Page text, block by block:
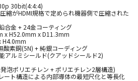
30bit(4:4:4)
がHDMI規格で定められ機器側で圧縮された
合金 + 24金コーティング
x H52.0mm x D11.3mm
H4.0mm
素銅(5N) + 純銀コーディング
アルミシールド(クアッドシールド2)
泡ポリエチレン + ポリエチレン2層構造)
ト構造による内部導体の最短尺化と等長化